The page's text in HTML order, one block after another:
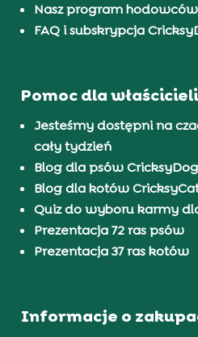
Nasz program hodowców
FAQ i subskrypcja
Pomoc dla
Jesteśmy dostępni na
cały tydzień
Blog dla psów CricksyDog
Blog dla kotów
Quiz do wyboru karmy
Prezentacja 72 ras psów
Prezentacja 37 ras kotów
Informacje o